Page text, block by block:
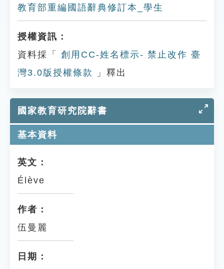
教育部重編國語辭典修訂本_學生
授權資訊：
資料採「
創用CC-姓名標示- 禁止改作 臺
灣3.0版授權條款
」釋出
國家教育研究院辭書
基本資料
英文：
Élève
作者：
伍曼麗
日期：